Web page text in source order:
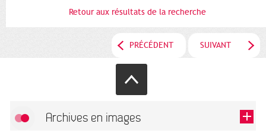
Retour aux résultats de la recherche
PRÉCÉDENT SUIVANT
Archives en images